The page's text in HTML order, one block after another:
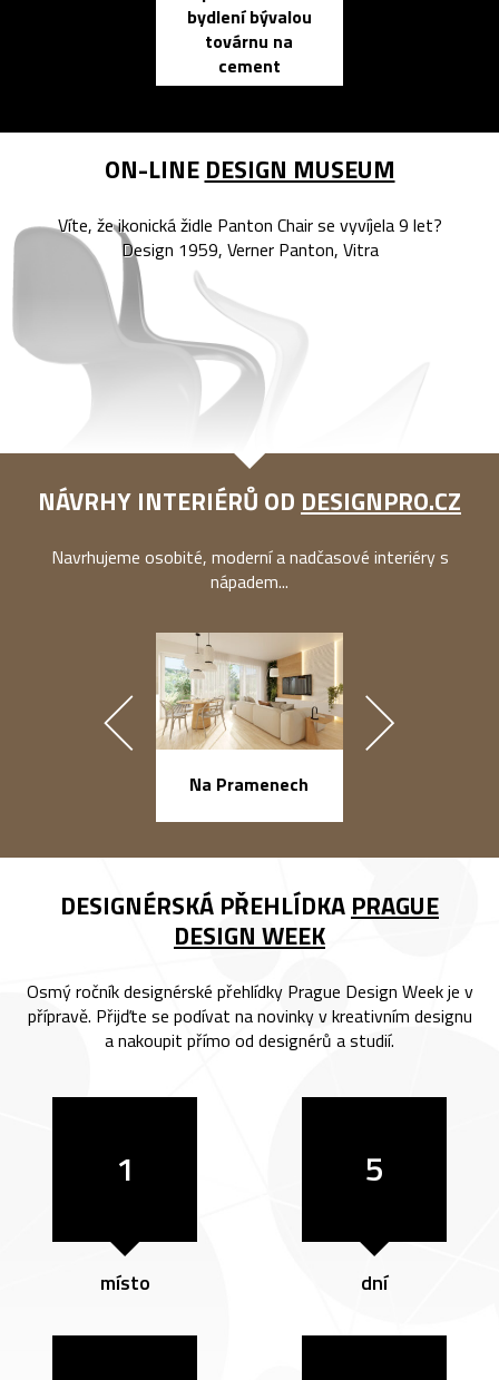
bydlení bývalou
továrnu na
cement
ON-LINE DESIGN MUSEUM
Víte, že ikonická židle Panton Chair se vyvíjela 9 let?
Design 1959, Verner Panton, Vitra
NÁVRHY INTERIÉRŮ OD DESIGNPRO.CZ
Navrhujeme osobité, moderní a nadčasové interiéry s
nápadem...
Na Pramenech
DESIGNÉRSKÁ PŘEHLÍDKA PRAGUE
DESIGN WEEK
Osmý ročník designérské přehlídky Prague Design Week je v
přípravě. Přijďte se podívat na novinky v kreativním designu
a nakoupit přímo od designérů a studií.
1
místo
5
dní